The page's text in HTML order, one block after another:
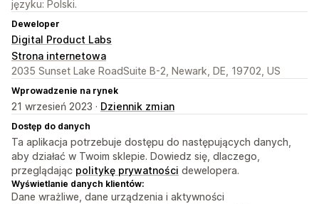
języku: Polski.
Deweloper
Digital Product Labs
Strona internetowa
2035 Sunset Lake RoadSuite B-2, Newark, DE, 19702, US
Wprowadzenie na rynek
21 wrzesień 2023 · Dziennik zmian
Dostęp do danych
Ta aplikacja potrzebuje dostępu do następujących danych,
aby działać w Twoim sklepie. Dowiedz się, dlaczego,
przeglądając politykę prywatności dewelopera.
Wyświetlanie danych klientów:
Dane wrażliwe, dane urządzenia i aktywności